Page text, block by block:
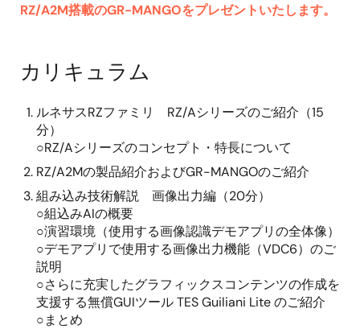
RZ/A2M搭載のGR-MANGOをプレゼントいたします。
カリキュラム
ルネサスRZファミリ RZ/Aシリーズのご紹介（15
分）
○RZ/Aシリーズのコンセプト・特長について
RZ/A2Mの製品紹介およびGR-MANGOのご紹介
組み込み技術解説 画像出力編（20分）
○組込みAIの概要
○演習環境（使用する画像認識デモアプリの全体像）
○デモアプリで使用する画像出力機能（VDC6）のご
説明
○さらに充実したグラフィックスコンテンツの作成を
支援する無償GUIツール TES Guiliani Lite のご紹介
○まとめ